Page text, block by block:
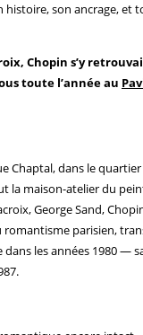
histoire, son ancrage, et
Chopin s’y
toute l’année au
Chaptal, dans le
la maison-atelier du
George Sand,
parisien,
les années 1980 —